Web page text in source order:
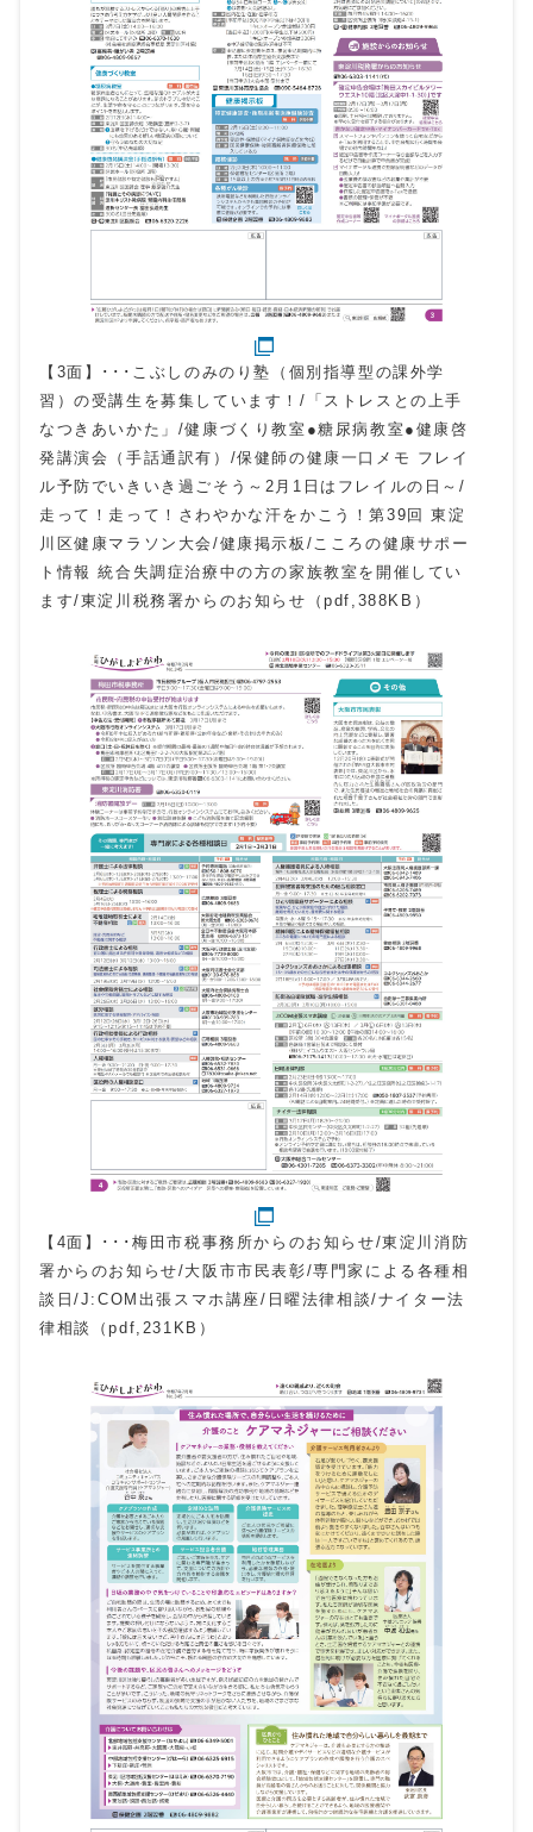
【3面】･･･こぶしのみのり塾（個別指導型の課外学
習）の受講生を募集しています！/「ストレスとの上手
なつきあいかた」/健康づくり教室●糖尿病教室●健康啓
発講演会（手話通訳有）/保健師の健康一口メモ フレイ
ル予防でいきいき過ごそう～2月1日はフレイルの日～/
走って！走って！さわやかな汗をかこう！第39回 東淀
川区健康マラソン大会/健康掲示板/こころの健康サポー
ト情報 統合失調症治療中の方の家族教室を開催してい
ます/東淀川税務署からのお知らせ（pdf,388KB）
【4面】･･･梅田市税事務所からのお知らせ/東淀川消防
署からのお知らせ/大阪市市民表彰/専門家による各種相
談日/J:COM出張スマホ講座/日曜法律相談/ナイター法
律相談（pdf,231KB）